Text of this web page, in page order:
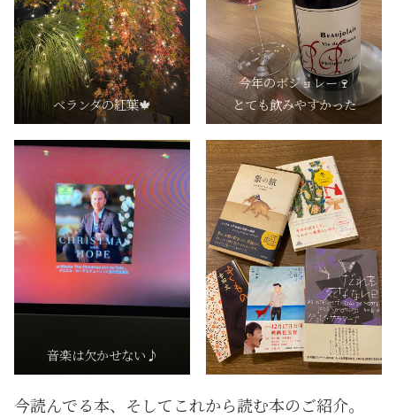
ベランダの紅葉🍁
今年のボジョレー🍷
とても飲みやすかった
音楽は欠かせない♪
今読んでる本、そしてこれから読む本のご紹介。